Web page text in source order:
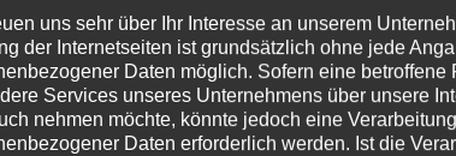
uns sehr über Ihr Interesse an unserem
der Internetseiten ist grundsätzlich ohne jede
Daten möglich. Sofern eine betroffene
Services unseres Unternehmens über unsere
nehmen möchte, könnte jedoch eine Verarbeitung
Daten erforderlich werden. Ist die